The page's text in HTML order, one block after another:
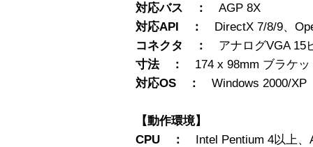
対応バス ： AGP 8X
対応API ： DirectX 7/8/9、
コネクタ ： アナログVGA 15
寸法 ： 174 x 98mm ブラケ
対応OS ： Windows 2000/XP
【動作環境】
CPU ： Intel Pentium 4以上